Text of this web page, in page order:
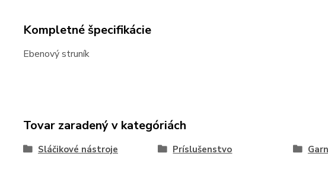
Kompletné špecifikácie
Ebenový struník
Tovar zaradený v kategóriách
Sláčikové nástroje Príslušenstvo